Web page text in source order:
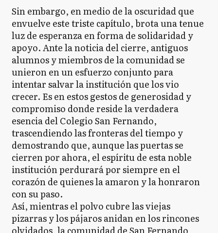
Sin embargo, en medio de la oscuridad que
envuelve este triste capítulo, brota una tenue
luz de esperanza en forma de solidaridad y
apoyo. Ante la noticia del cierre, antiguos
alumnos y miembros de la comunidad se
unieron en un esfuerzo conjunto para
intentar salvar la institución que los vio
crecer. Es en estos gestos de generosidad y
compromiso donde reside la verdadera
esencia del Colegio San Fernando,
trascendiendo las fronteras del tiempo y
demostrando que, aunque las puertas se
cierren por ahora, el espíritu de esta noble
institución perdurará por siempre en el
corazón de quienes la amaron y la honraron
con su paso.
Así, mientras el polvo cubre las viejas
pizarras y los pájaros anidan en los rincones